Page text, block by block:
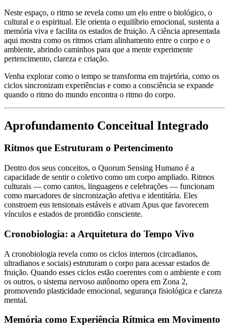
Neste espaço, o ritmo se revela como um elo entre o biológico, o
cultural e o espiritual. Ele orienta o equilíbrio emocional, sustenta a
memória viva e facilita os estados de fruição. A ciência apresentada
aqui mostra como os ritmos criam alinhamento entre o corpo e o
ambiente, abrindo caminhos para que a mente experimente
pertencimento, clareza e criação.
Venha explorar como o tempo se transforma em trajetória, como os
ciclos sincronizam experiências e como a consciência se expande
quando o ritmo do mundo encontra o ritmo do corpo.
Aprofundamento Conceitual Integrado
Ritmos que Estruturam o Pertencimento
Dentro dos seus conceitos, o Quorum Sensing Humano é a
capacidade de sentir o coletivo como um corpo ampliado. Ritmos
culturais — como cantos, linguagens e celebrações — funcionam
como marcadores de sincronização afetiva e identitária. Eles
constroem eus tensionais estáveis e ativam Apus que favorecem
vínculos e estados de prontidão consciente.
Cronobiologia: a Arquitetura do Tempo Vivo
A cronobiologia revela como os ciclos internos (circadianos,
ultradianos e sociais) estruturam o corpo para acessar estados de
fruição. Quando esses ciclos estão coerentes com o ambiente e com
os outros, o sistema nervoso autônomo opera em Zona 2,
promovendo plasticidade emocional, segurança fisiológica e clareza
mental.
Memória como Experiência Rítmica em Movimento